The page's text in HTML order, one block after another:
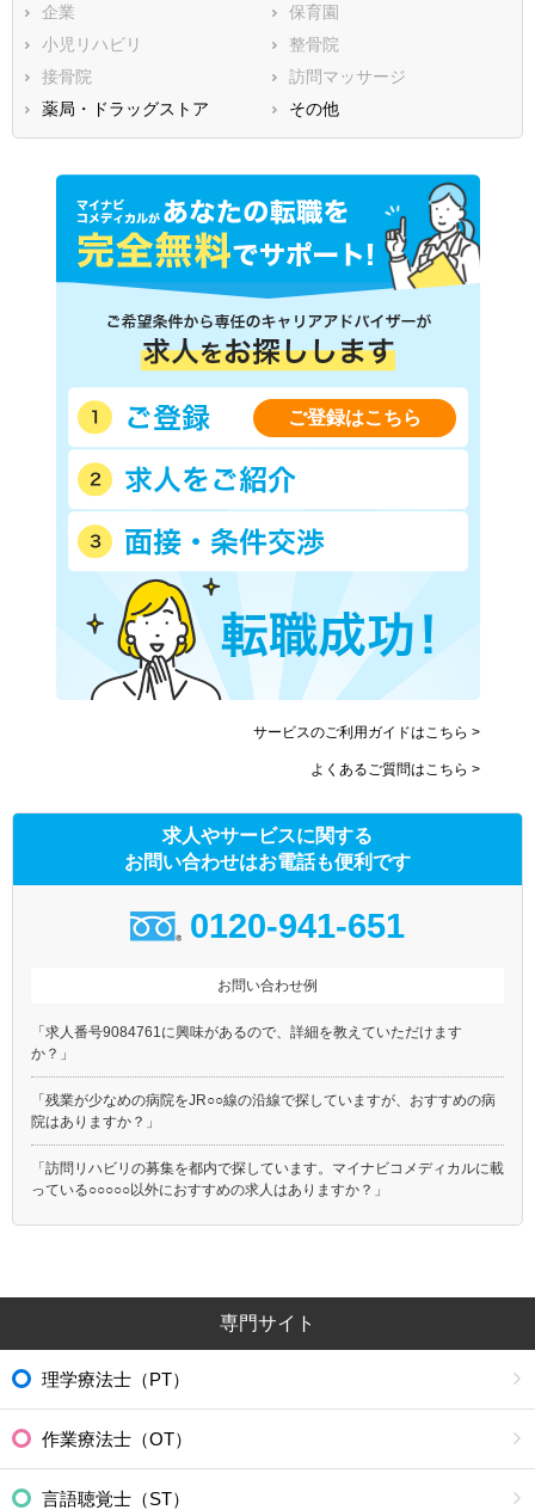
兵庫県
鳥取県
広島県
徳島県
香川県
愛媛県
福岡県
佐賀県
長崎県
熊本県
大分県
宮崎県
鹿児島県
沖縄県
企業
保育園
小児リハビリ
整骨院
接骨院
訪問マッサージ
薬局・ドラッグストア
その他
ご登録はこちら
サービスのご利用ガイドはこちら >
よくあるご質問はこちら >
求人やサービスに関する
お問い合わせはお電話も便利です
0120-941-651
お問い合わせ例
「求人番号9084761に興味があるので、詳細を教えていただけます
か？」
「残業が少なめの病院をJR○○線の沿線で探していますが、おすすめの病
院はありますか？」
「訪問リハビリの募集を都内で探しています。マイナビコメディカルに載
っている○○○○○以外におすすめの求人はありますか？」
専門サイト
理学療法士（PT）
作業療法士（OT）
言語聴覚士（ST）